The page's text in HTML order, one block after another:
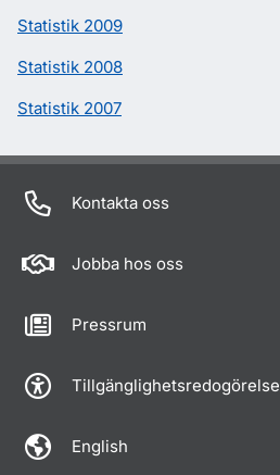
Statistik 2009
Statistik 2008
Statistik 2007
Kontakta oss
Jobba hos oss
Pressrum
Tillgänglighetsredogörelse
English